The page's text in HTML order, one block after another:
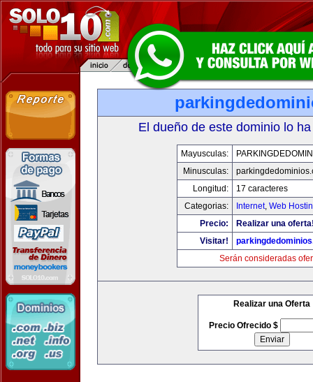
El dueño de este dominio lo
Mayusculas:
Minusculas:
Longitud:
17 caracteres
Categorias:
Internet, Web
Precio:
Realizar una
Visitar!
Serán consideradas
Realizar una Oferta
Precio Ofrecido $